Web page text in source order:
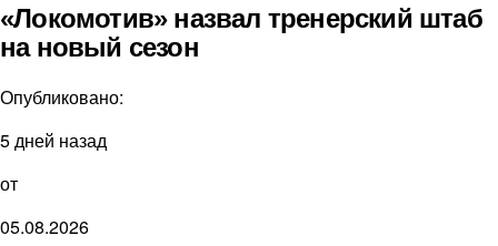
«Локомотив» назвал тренерский штаб
на новый сезон
Опубликовано:
5 дней назад
от
05.08.2026